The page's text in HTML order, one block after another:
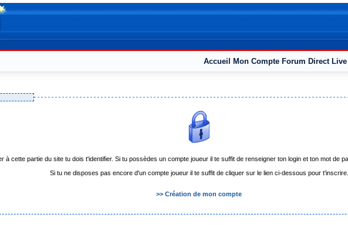
Accueil Mon Compte Forum Direct Live
à cette partie du site tu dois t'identifier. Si tu possèdes un compte joueur il te suffit de renseigner ton login et ton mot de
Si tu ne disposes pas encore d'un compte joueur il te suffit de cliquer sur le lien ci-dessous pour t'inscrire.
>> Création de mon compte